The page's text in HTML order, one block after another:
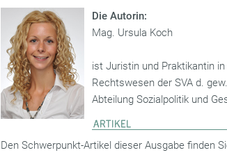
Die Autorin:
Mag. Ursula Koch
ist Juristin und Praktikantin
Rechtswesen der SVA d.
Abteilung Sozialpolitik und
Den Schwerpunkt-Artikel dieser Ausgabe finden